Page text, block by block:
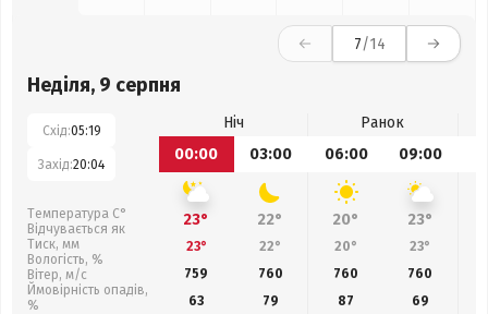
7/14
Неділя, 9 серпня
Схід:05:19
Захід:20:04
Температура С°
Відчувається як
Тиск, мм
Вологість, %
Вітер, м/с
Ймовірність опадів,
%
Ніч
Ранок
00:00
03:00 06:00 09:00
23° 22° 20° 23°
23° 22° 20° 23°
759
760 760 760
63
79 87 69